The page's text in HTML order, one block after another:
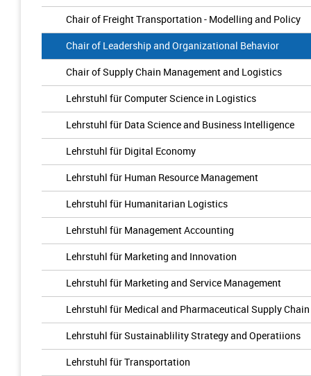
Chair of Freight Transportation - Modelling and Policy
Chair of Leadership and Organizational Behavior
Chair of Supply Chain Management and Logistics
Lehrstuhl für Computer Science in Logistics
Lehrstuhl für Data Science and Business Intelligence
Lehrstuhl für Digital Economy
Lehrstuhl für Human Resource Management
Lehrstuhl für Humanitarian Logistics
Lehrstuhl für Management Accounting
Lehrstuhl für Marketing and Innovation
Lehrstuhl für Marketing and Service Management
Lehrstuhl für Medical and Pharmaceutical Supply
Lehrstuhl für Sustainablility Strategy and Operatiions
Lehrstuhl für Transportation